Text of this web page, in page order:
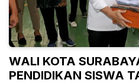
WALI KOTA
PENDIDIKAN SISWA